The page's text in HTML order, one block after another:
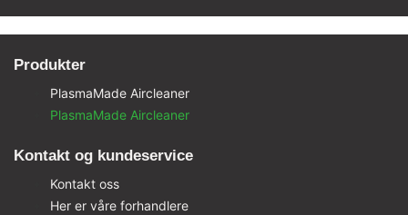
Produkter
PlasmaMade Aircleaner
PlasmaMade Aircleaner
Kontakt og kundeservice
Kontakt oss
Her er våre forhandlere